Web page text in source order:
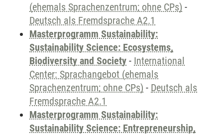
(ehemals Sprachenzentrum; ohne CPs) -
Deutsch als Fremdsprache A2.1
Masterprogramm Sustainability:
Sustainability Science: Ecosystems,
Biodiversity and Society - International
Center: Sprachangebot (ehemals
Sprachenzentrum; ohne CPs) - Deutsch als
Fremdsprache A2.1
Masterprogramm Sustainability:
Sustainability Science: Entrepreneurship,